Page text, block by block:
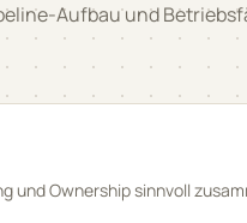
Aufbau und
und Ownership sinnvoll